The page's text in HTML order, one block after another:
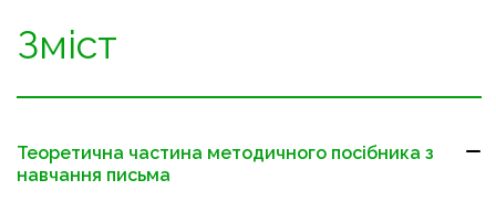
Зміст
Теоретична частина методичного посібника з
навчання письма